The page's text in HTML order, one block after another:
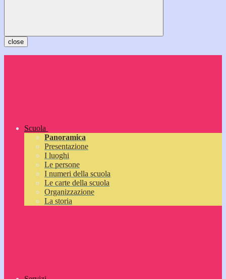
close
Scuola
Panoramica
Presentazione
I luoghi
Le persone
I numeri della scuola
Le carte della scuola
Organizzazione
La storia